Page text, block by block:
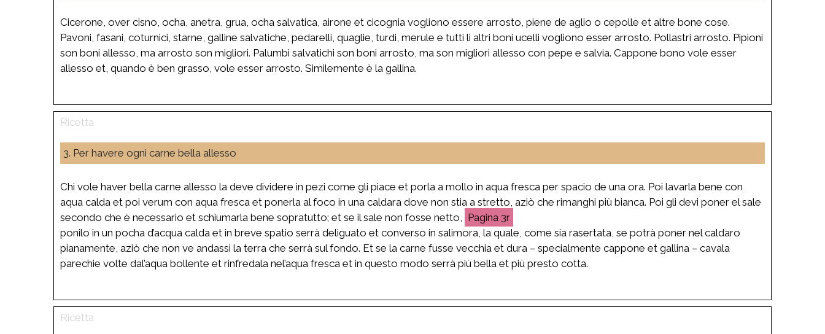
Cicerone, over cisno, ocha, anetra, grua, ocha salvatica, airone et cicognia vogliono essere arrosto, piene de aglio o cepolle et altre bone cose.
Pavoni, fasani, coturnici, starne, galline salvatiche, pedarelli, quaglie, turdi, merule e tutti li altri boni ucelli vogliono esser arrosto. Pollastri arrosto. Pipioni
son boni allesso, ma arrosto son migliori. Palumbi salvatichi son boni arrosto, ma son migliori allesso con pepe e salvia. Cappone bono vole esser
allesso et, quando è ben grasso, vole esser arrosto. Similemente è la gallina.
3. Per havere ogni carne bella allesso
Chi vole haver bella carne allesso la deve dividere in pezi come gli piace et porla a mollo in aqua fresca per spacio de una ora. Poi lavarla bene con
aqua calda et poi verum con aqua fresca et ponerla al foco in una caldara dove non stia a stretto, aziò che rimanghi più bianca. Poi gli devi poner el sale
secondo che è necessario et schiumarla bene sopratutto; et se il sale non fosse netto,
3r
ponilo in un pocha d’acqua calda et in breve spatio serrà deliguato et converso in salimora, la quale, come sia rasertata, se potrà poner nel caldaro
pianamente, aziò che non ve andassi la terra che serrà sul fondo. Et se la carne fusse vecchia et dura – specialmente cappone et gallina – cavala
parechie volte dal’aqua bollente et rinfredala nel’aqua fresca et in questo modo serrà più bella et più presto cotta.